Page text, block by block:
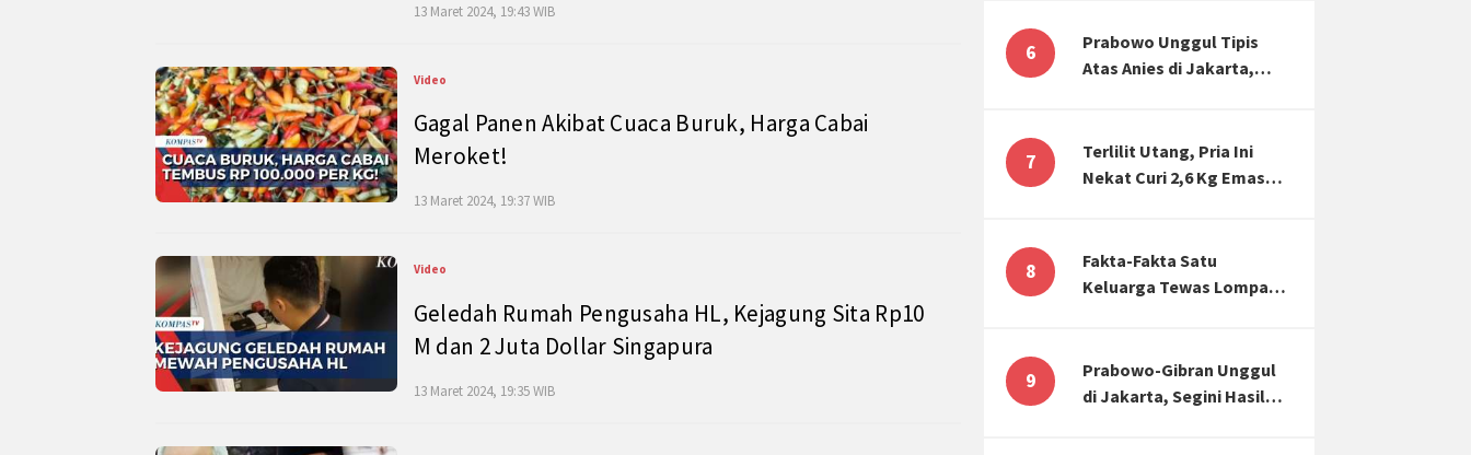
13 Maret 2024, 19:43 WIB
Video
Gagal Panen Akibat Cuaca Buruk, Harga Cabai
Meroket!
13 Maret 2024, 19:37 WIB
Video
Geledah Rumah Pengusaha HL, Kejagung Sita Rp10
M dan 2 Juta Dollar Singapura
13 Maret 2024, 19:35 WIB
Effect
6
Prabowo Unggul Tipis
Atas Anies di Jakarta,
7
Terlilit Utang, Pria Ini
Nekat Curi 2,6 Kg Emas
8
Fakta-Fakta Satu
Keluarga Tewas Lompat
Kening
9
Prabowo-Gibran Unggul
di Jakarta, Segini Hasil